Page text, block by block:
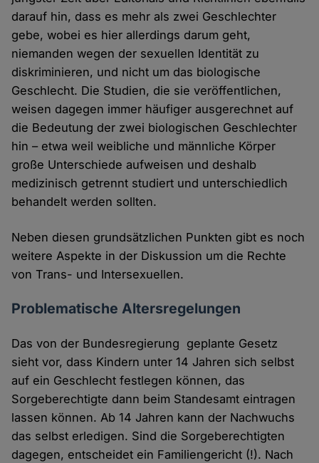
darauf hin, dass es mehr als zwei Geschlechter
gebe, wobei es hier allerdings darum geht,
niemanden wegen der sexuellen Identität zu
diskriminieren, und nicht um das biologische
Geschlecht. Die Studien, die sie veröffentlichen,
weisen dagegen immer häufiger ausgerechnet auf
die Bedeutung der zwei biologischen Geschlechter
hin – etwa weil weibliche und männliche Körper
große Unterschiede aufweisen und deshalb
medizinisch getrennt studiert und unterschiedlich
behandelt werden sollten.
Neben diesen grundsätzlichen Punkten gibt es noch
weitere Aspekte in der Diskussion um die Rechte
von Trans- und Intersexuellen.
Problematische Altersregelungen
Das von der Bundesregierung geplante Gesetz
sieht vor, dass Kindern unter 14 Jahren sich selbst
auf ein Geschlecht festlegen können, das
Sorgeberechtigte dann beim Standesamt eintragen
lassen können. Ab 14 Jahren kann der Nachwuchs
das selbst erledigen. Sind die Sorgeberechtigten
dagegen, entscheidet ein Familiengericht (!). Nach